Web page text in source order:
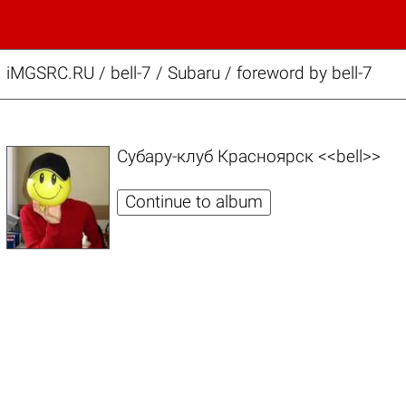
iMGSRC.RU / bell-7 / Subaru / foreword by bell-7
Субару-клуб Красноярск <<bell>>